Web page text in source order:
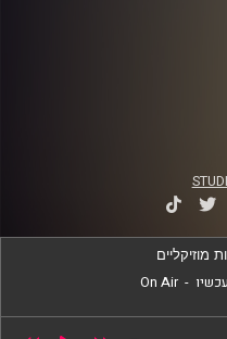
מוזיקליים
-
On Air